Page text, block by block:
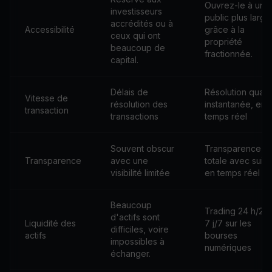
Accessibilité
investisseurs
accrédités ou à
ceux qui ont
beaucoup de
capital.
Ouvrez-le à un
public plus large
grâce à la
propriété
fractionnée.
Vitesse de
transaction
Délais de
résolution des
transactions
Résolution quasi
instantanée, en
temps réel
Transparence
Souvent obscur
avec une
visibilité limitée
Transparence
totale avec suivi
en temps réel
Liquidité des
actifs
Beaucoup
d'actifs sont
difficiles, voire
impossibles à
échanger.
Trading 24 h/24,
7 j/7 sur les
bourses
numériques